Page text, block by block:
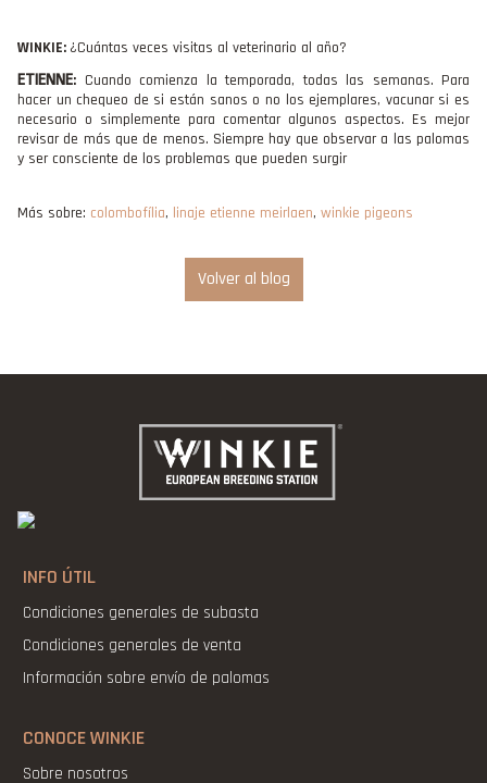
WINKIE: ¿Cuántas veces visitas al veterinario al año?
ETIENNE: Cuando comienza la temporada, todas las semanas. Para
hacer un chequeo de si están sanos o no los ejemplares, vacunar si es
necesario o simplemente para comentar algunos aspectos. Es mejor
revisar de más que de menos. Siempre hay que observar a las palomas
y ser consciente de los problemas que pueden surgir
Más sobre: colombofília, linaje etienne meirlaen, winkie pigeons
Volver al blog
INFO ÚTIL
Condiciones generales de subasta
Condiciones generales de venta
Información sobre envío de palomas
CONOCE WINKIE
Sobre nosotros